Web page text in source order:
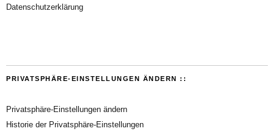
Datenschutzerklärung
PRIVATSPHÄRE-EINSTELLUNGEN ÄNDERN ::
Privatsphäre-Einstellungen ändern
Historie der Privatsphäre-Einstellungen